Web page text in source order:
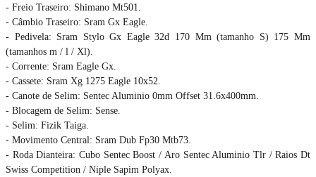
- Freio Traseiro: Shimano Mt501.
- Câmbio Traseiro: Sram Gx Eagle.
- Pedivela: Sram Stylo Gx Eagle 32d 170 Mm (tamanho S) 175 Mm
(tamanhos m / l / Xl).
- Corrente: Sram Eagle Gx.
- Cassete: Sram Xg 1275 Eagle 10x52.
- Canote de Selim: Sentec Aluminio 0mm Offset 31.6x400mm.
- Blocagem de Selim: Sense.
- Selim: Fizik Taiga.
- Movimento Central: Sram Dub Fp30 Mtb73.
- Roda Dianteira: Cubo Sentec Boost / Aro Sentec Aluminio Tlr / Raios Dt
Swiss Competition / Niple Sapim Polyax.